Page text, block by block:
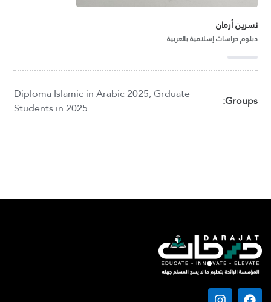
نسرين أرمان
دبلوم دراسات إسلامية بالعربية
Groups:
Diploma Islamic in Arabic 2025,Grduate
Students in 2025